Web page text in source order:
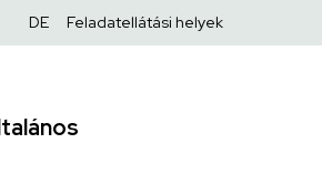
Felső
DE Feladatellátási helyek